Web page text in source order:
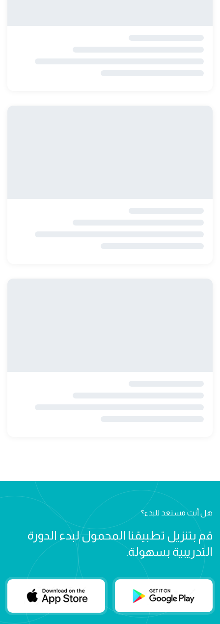
هل أنت مستعد للبدء؟
قم بتنزيل تطبيقنا المحمول لبدء الدورة
التدريبية بسهولة.